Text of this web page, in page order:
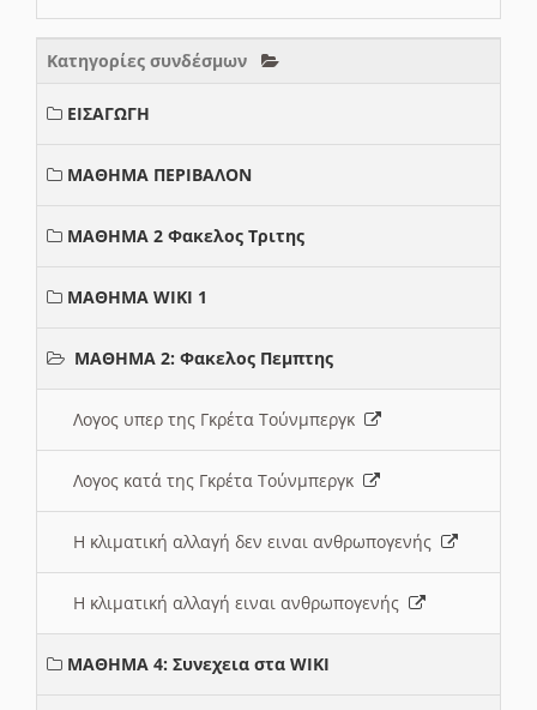
Κατηγορίες συνδέσμων
ΕΙΣΑΓΩΓΗ
ΜΑΘΗΜΑ ΠΕΡΙΒΑΛΟΝ
ΜΑΘΗΜΑ 2 Φακελος Τριτης
ΜΑΘΗΜΑ WIKI 1
ΜΑΘΗΜΑ 2: Φακελος Πεμπτης
Λογος υπερ της Γκρέτα Τούνμπεργκ
Λογος κατά της Γκρέτα Τούνμπεργκ
Η κλιματική αλλαγή δεν ειναι ανθρωπογενής
Η κλιματική αλλαγή ειναι ανθρωπογενής
ΜΑΘΗΜΑ 4: Συνεχεια στα WIKI